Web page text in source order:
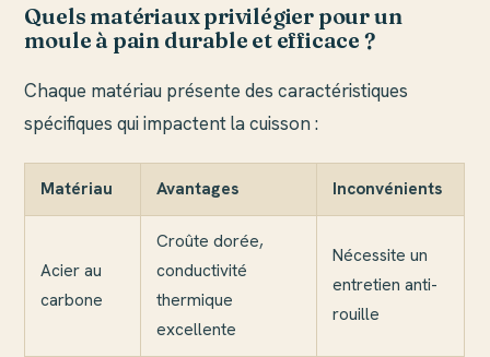
Quels matériaux privilégier pour un
moule à pain durable et efficace ?
Chaque matériau présente des caractéristiques
spécifiques qui impactent la cuisson :
Matériau Avantages Inconvénients
Acier au
carbone
Croûte dorée,
conductivité
thermique
excellente
Nécessite un
entretien anti-
rouille